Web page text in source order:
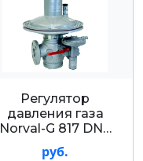
Регулятор
давления газа
Nоrval-G 817 DN…
руб.